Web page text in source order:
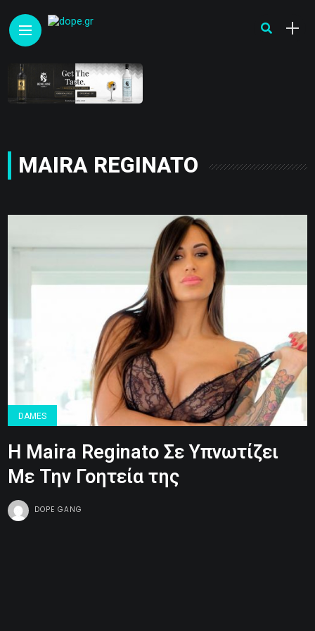
MAIRA REGINATO
DAMES
Η Maira Reginato Σε Υπνωτίζει
Με Την Γοητεία της
DOPE GANG